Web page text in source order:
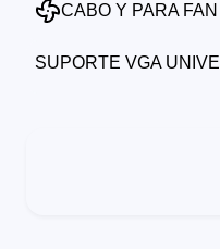
CABO Y PARA
SUPORTE VGA